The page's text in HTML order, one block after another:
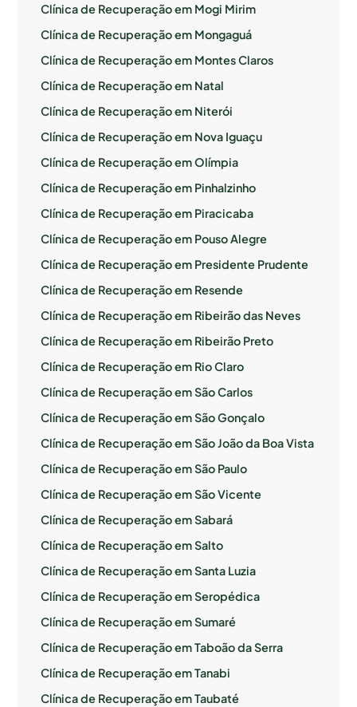
Clínica de Recuperação em Mogi Mirim
Clínica de Recuperação em Mongaguá
Clínica de Recuperação em Montes Claros
Clínica de Recuperação em Natal
Clínica de Recuperação em Niterói
Clínica de Recuperação em Nova Iguaçu
Clínica de Recuperação em Olímpia
Clínica de Recuperação em Pinhalzinho
Clínica de Recuperação em Piracicaba
Clínica de Recuperação em Pouso Alegre
Clínica de Recuperação em Presidente Prudente
Clínica de Recuperação em Resende
Clínica de Recuperação em Ribeirão das Neves
Clínica de Recuperação em Ribeirão Preto
Clínica de Recuperação em Rio Claro
Clínica de Recuperação em São Carlos
Clínica de Recuperação em São Gonçalo
Clínica de Recuperação em São João da Boa Vista
Clínica de Recuperação em São Paulo
Clínica de Recuperação em São Vicente
Clínica de Recuperação em Sabará
Clínica de Recuperação em Salto
Clínica de Recuperação em Santa Luzia
Clínica de Recuperação em Seropédica
Clínica de Recuperação em Sumaré
Clínica de Recuperação em Taboão da Serra
Clínica de Recuperação em Tanabi
Clínica de Recuperação em Taubaté